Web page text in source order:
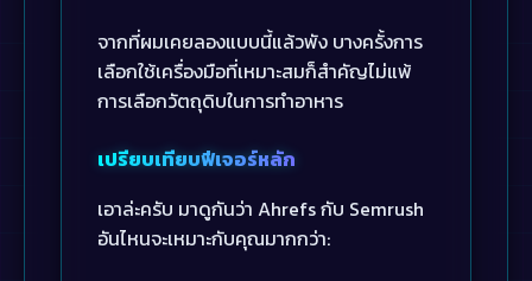
จากที่ผมเคยลองแบบนี้แล้วพัง บางครั้งการ
เลือกใช้เครื่องมือที่เหมาะสมก็สำคัญไม่แพ้
การเลือกวัตถุดิบในการทำอาหาร
เปรียบเทียบฟีเจอร์หลัก
เอาล่ะครับ มาดูกันว่า Ahrefs กับ Semrush
อันไหนจะเหมาะกับคุณมากกว่า: